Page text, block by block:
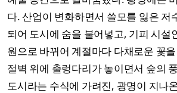
다. 산업이 변화하면서 쓸모를 잃은 저
되어 도시에 숨을 불어넣고, 기피 시설
원으로 바뀌어 계절마다 다채로운 꽃
절벽 위에 출렁다리가 놓이면서 숲의
도시라는 수식에 가려진, 광명이 지나